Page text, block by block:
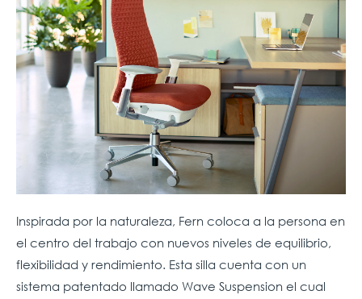
Inspirada por la naturaleza, Fern coloca a la persona en
el centro del trabajo con nuevos niveles de equilibrio,
flexibilidad y rendimiento. Esta silla cuenta con un
sistema patentado llamado Wave Suspension el cual